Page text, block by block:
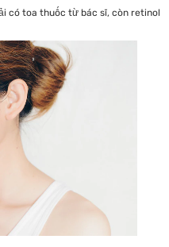
có toa thuốc từ bác sĩ, còn retinol